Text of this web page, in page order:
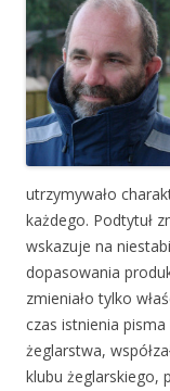
utrzymywało
każdego. Podtytuł
wskazuje na
dopasowania
zmieniało tylko
czas istnienia
żeglarstwa,
klubu żeglarskiego,